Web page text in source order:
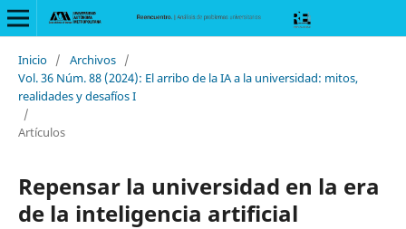
Inicio / Archivos /
Vol. 36 Núm. 88 (2024): El arribo de la IA a la universidad: mitos,
realidades y desafíos I
/
Artículos
Repensar la universidad en la era
de la inteligencia artificial